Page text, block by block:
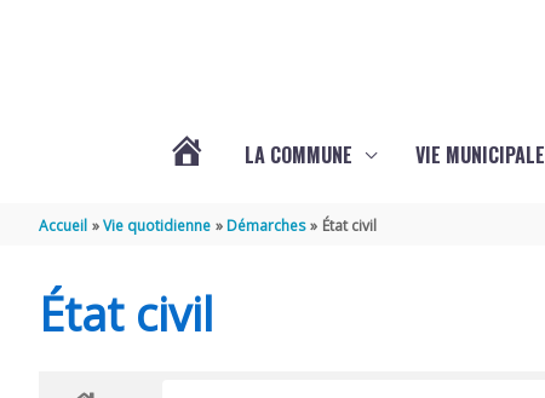
LA COMMUNE VIE MUNICIPALE
Accueil Vie quotidienne Démarches État civil
État civil